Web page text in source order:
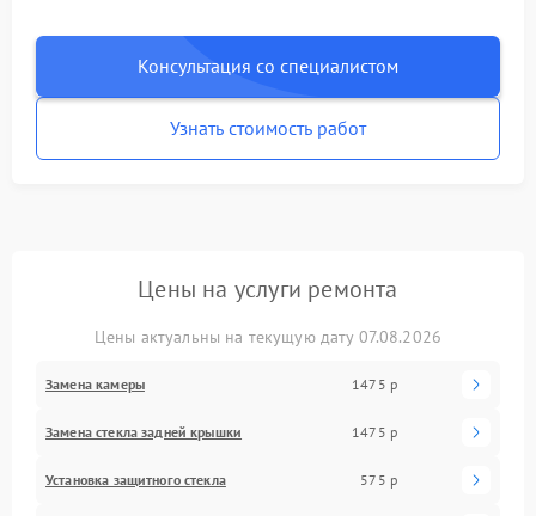
Консультация со специалистом
Узнать стоимость работ
Цены на услуги ремонта
Цены актуальны на текущую дату 07.08.2026
Замена камеры 1475 р
Замена стекла задней крышки 1475 р
Установка защитного стекла 575 р